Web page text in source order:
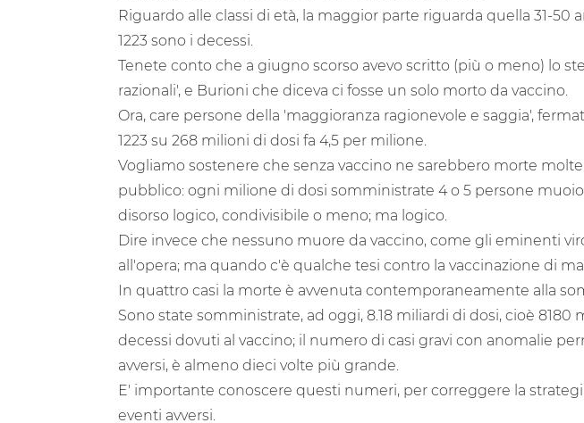
Riguardo alle classi di età, la maggior parte riguarda quella 31-50
1223 sono i decessi.
Tenete conto che a giugno scorso avevo scritto (più o meno) lo
razionali', e Burioni che diceva ci fosse un solo morto da vaccino.
Ora, care persone della 'maggioranza ragionevole e saggia',
1223 su 268 milioni di dosi fa 4,5 per milione.
Vogliamo sostenere che senza vaccino ne sarebbero morte
pubblico: ogni milione di dosi somministrate 4 o 5 persone
disorso logico, condivisibile o meno; ma logico.
Dire invece che nessuno muore da vaccino, come gli eminenti
all'opera; ma quando c'è qualche tesi contro la vaccinazione di
In quattro casi la morte è avvenuta contemporaneamente alla
Sono state somministrate, ad oggi, 8.18 miliardi di dosi, cioè
decessi dovuti al vaccino; il numero di casi gravi con anomalie
avversi, è almeno dieci volte più grande.
E' importante conoscere questi numeri, per correggere la
eventi avversi.